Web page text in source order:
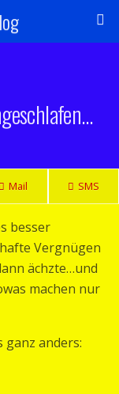
Mail SMS
besser
Vergnügen
ächzte…und
machen nur
ganz anders: